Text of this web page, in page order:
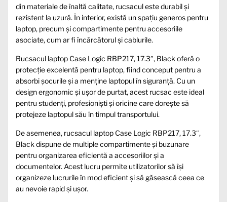
din materiale de înaltă calitate, rucsacul este durabil și
rezistent la uzură. În interior, există un spațiu generos pentru
laptop, precum și compartimente pentru accesoriile
asociate, cum ar fi încărcătorul și cablurile.
Rucsacul laptop Case Logic RBP217, 17.3″, Black oferă o
protecție excelentă pentru laptop, fiind conceput pentru a
absorbi șocurile și a menține laptopul în siguranță. Cu un
design ergonomic și ușor de purtat, acest rucsac este ideal
pentru studenți, profesioniști și oricine care dorește să
protejeze laptopul său în timpul transportului.
De asemenea, rucsacul laptop Case Logic RBP217, 17.3″,
Black dispune de multiple compartimente și buzunare
pentru organizarea eficientă a accesoriilor și a
documentelor. Acest lucru permite utilizatorilor să își
organizeze lucrurile în mod eficient și să găsească ceea ce
au nevoie rapid și ușor.